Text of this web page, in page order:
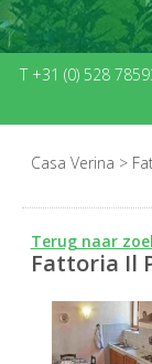
T +31 (0) 528
Casa Verina >
Terug naar
Fattoria Il